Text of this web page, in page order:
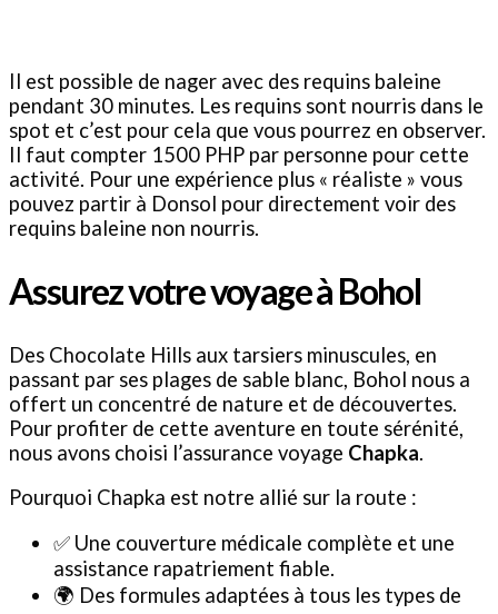
Il est possible de nager avec des requins baleine
pendant 30 minutes. Les requins sont nourris dans le
spot et c’est pour cela que vous pourrez en observer.
Il faut compter 1500 PHP par personne pour cette
activité. Pour une expérience plus « réaliste » vous
pouvez partir à Donsol pour directement voir des
requins baleine non nourris.
Assurez votre voyage à Bohol
Des Chocolate Hills aux tarsiers minuscules, en
passant par ses plages de sable blanc, Bohol nous a
offert un concentré de nature et de découvertes.
Pour profiter de cette aventure en toute sérénité,
nous avons choisi l’assurance voyage Chapka.
Pourquoi Chapka est notre allié sur la route :
✅ Une couverture médicale complète et une
assistance rapatriement fiable.
🌍 Des formules adaptées à tous les types de